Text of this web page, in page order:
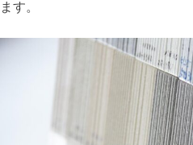
ます。